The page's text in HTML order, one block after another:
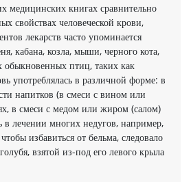
медицинских книгах сравнительно
свойствах человеческой крови,
лекарств часто упоминается
кабана, козла, мыши, черного кота,
птиц, таких как
употреблялась в различной форме: в
напитков (в смеси с вином или
в смеси с медом или жиром (салом)
в лечении многих недугов, например,
избавиться от бельма, следовало
взятой из-под его левого крыла